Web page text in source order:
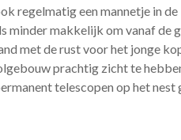
regelmatig een mannetje in
minder makkelijk om vanaf de
met de rust voor het jonge
prachtig zicht te
telescopen op het nest